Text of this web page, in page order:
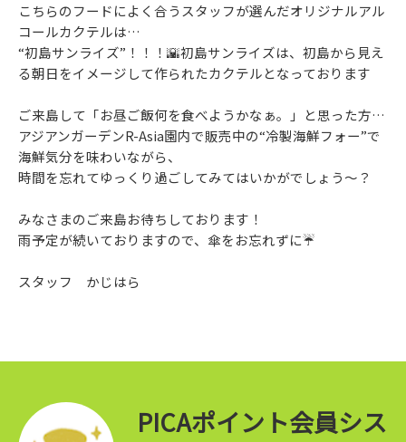
こちらのフードによく合うスタッフが選んだオリジナルアル
コールカクテルは…
“初島サンライズ”！！！🌇初島サンライズは、初島から見え
る朝日をイメージして作られたカクテルとなっております
ご来島して「お昼ご飯何を食べようかなぁ。」と思った方…
アジアンガーデンR-Asia園内で販売中の“冷製海鮮フォー”で
海鮮気分を味わいながら、
時間を忘れてゆっくり過ごしてみてはいかがでしょう～？
みなさまのご来島お待ちしております！
雨予定が続いておりますので、傘をお忘れずに☔
スタッフ かじはら
PICAポイント会員シス